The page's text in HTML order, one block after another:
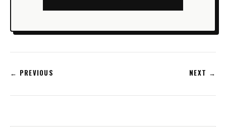
← PREVIOUS NEXT →